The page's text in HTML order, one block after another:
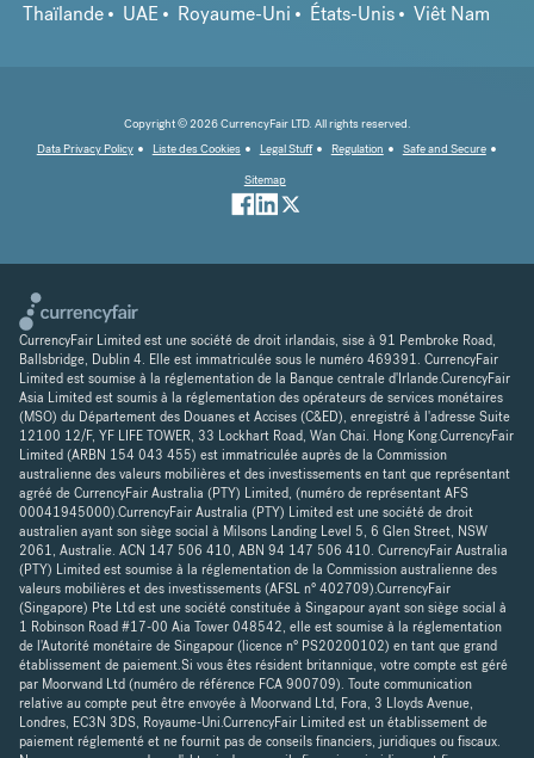
Thaïlande
UAE Royaume-Uni États-Unis Viêt Nam
Copyright © 2026 CurrencyFair LTD. All rights reserved.
Data Privacy Policy
Liste des Cookies Legal Stuff Regulation
Safe and Secure
Sitemap
CurrencyFair Limited est une société de droit irlandais, sise à 91 Pembroke Road,
Ballsbridge, Dublin 4. Elle est immatriculée sous le numéro 469391. CurrencyFair
Limited est soumise à la réglementation de la Banque centrale d'Irlande.CurencyFair
Asia Limited est soumis à la réglementation des opérateurs de services monétaires
(MSO) du Département des Douanes et Accises (C&ED), enregistré à l'adresse Suite
12100 12/F, YF LIFE TOWER, 33 Lockhart Road, Wan Chai. Hong Kong.CurrencyFair
Limited (ARBN 154 043 455) est immatriculée auprès de la Commission
australienne des valeurs mobilières et des investissements en tant que représentant
agréé de CurrencyFair Australia (PTY) Limited, (numéro de représentant AFS
00041945000).CurrencyFair Australia (PTY) Limited est une société de droit
australien ayant son siège social à Milsons Landing Level 5, 6 Glen Street, NSW
2061, Australie. ACN 147 506 410, ABN 94 147 506 410. CurrencyFair Australia
(PTY) Limited est soumise à la réglementation de la Commission australienne des
valeurs mobilières et des investissements (AFSL n° 402709).CurrencyFair
(Singapore) Pte Ltd est une société constituée à Singapour ayant son siège social à
1 Robinson Road #17-00 Aia Tower 048542, elle est soumise à la réglementation
de l'Autorité monétaire de Singapour (licence n° PS20200102) en tant que grand
établissement de paiement.Si vous êtes résident britannique, votre compte est géré
par Moorwand Ltd (numéro de référence FCA 900709). Toute communication
relative au compte peut être envoyée à Moorwand Ltd, Fora, 3 Lloyds Avenue,
Londres, EC3N 3DS, Royaume-Uni.CurrencyFair Limited est un établissement de
paiement réglementé et ne fournit pas de conseils financiers, juridiques ou fiscaux.